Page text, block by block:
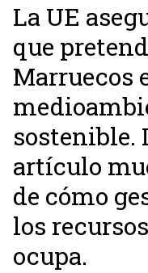
La UE
que
Marruecos
sostenible.
artículo
de cómo
los
ocupa.